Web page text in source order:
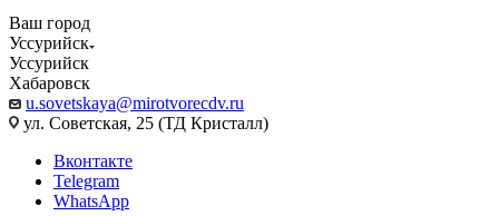
Ваш город
Уссурийск
Уссурийск
Хабаровск
u.sovetskaya@mirotvorecdv.ru
ул. Советская, 25 (ТД Кристалл)
Вконтакте
Telegram
WhatsApp